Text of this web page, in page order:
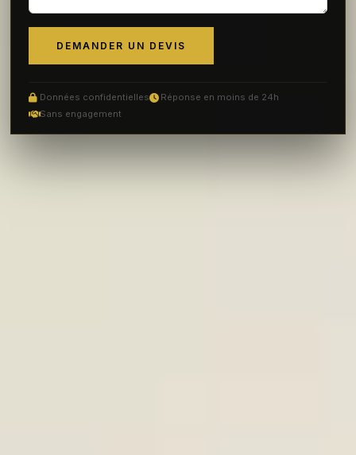
DEMANDER UN DEVIS
Données confidentielles
Réponse en moins de 24h
Sans engagement